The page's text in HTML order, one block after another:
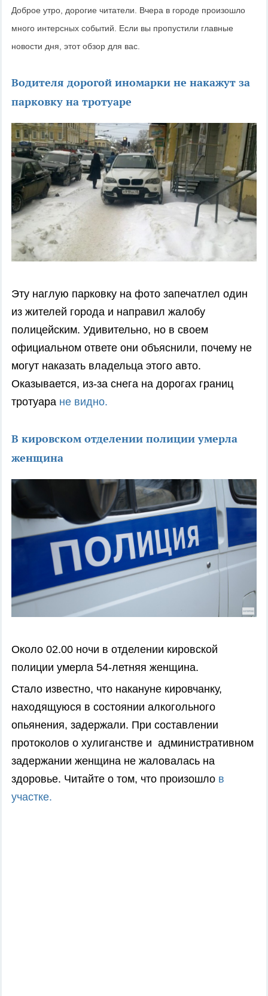
Доброе утро, дорогие читатели. Вчера в городе произошло
много интерсных событий. Если вы пропустили главные
новости дня, этот обзор для вас.
Водителя дорогой иномарки не накажут за
парковку на тротуаре
Эту наглую парковку на фото запечатлел один
из жителей города и направил жалобу
полицейским. Удивительно, но в своем
официальном ответе они объяснили, почему не
могут наказать владельца этого авто.
Оказывается, из-за снега на дорогах границ
тротуара не видно.
В кировском отделении полиции умерла
женщина
Около 02.00 ночи в отделении кировской
полиции умерла 54-летняя женщина.
Стало известно, что накануне кировчанку,
находящуюся в состоянии алкогольного
опьянения, задержали. При составлении
протоколов о хулиганстве и административном
задержании женщина не жаловалась на
здоровье. Читайте о том, что произошло в
участке.